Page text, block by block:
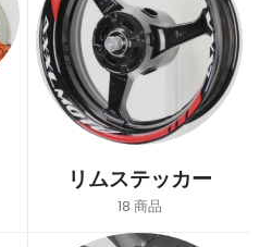
リムステッカー
18 商品